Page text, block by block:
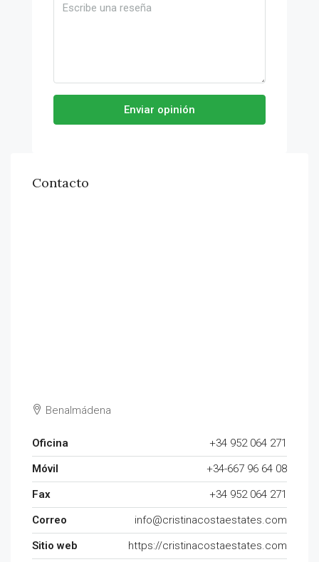
Enviar opinión
Contacto
Benalmádena
Oficina
+34 952 064 271
Móvil
+34-667 96 64 08
Fax
+34 952 064 271
Correo
info@cristinacostaestates.com
Sitio web
https://cristinacostaestates.com